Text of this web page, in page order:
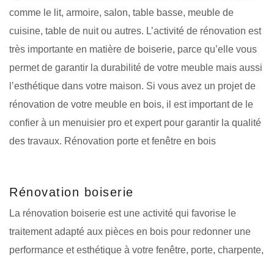
comme le lit, armoire, salon, table basse, meuble de
cuisine, table de nuit ou autres. L’activité de rénovation est
très importante en matière de boiserie, parce qu’elle vous
permet de garantir la durabilité de votre meuble mais aussi
l’esthétique dans votre maison. Si vous avez un projet de
rénovation de votre meuble en bois, il est important de le
confier à un menuisier pro et expert pour garantir la qualité
des travaux. Rénovation porte et fenêtre en bois
Rénovation boiserie
La rénovation boiserie est une activité qui favorise le
traitement adapté aux pièces en bois pour redonner une
performance et esthétique à votre fenêtre, porte, charpente,